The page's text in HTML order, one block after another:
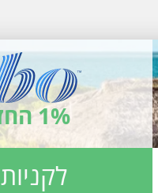
1% החזר כספי